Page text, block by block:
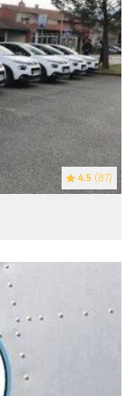
4.5 (87)